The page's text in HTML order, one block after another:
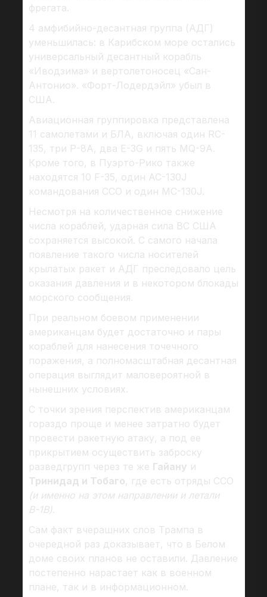
фрегата.
4 амфибийно-десантная группа (АДГ)
уменьшилась: в Карибском море остались
универсальный десантный корабль
«Иводзима» и вертолетоносец «Сан-
Антонио». «Форт-Лодердэйл» убыл в
США.
Авиационная группировка представлена
11 самолетами и БЛА, включая один RC-
135, три Р-8А, два E-3G и пять MQ-9A.
Кроме того, в Пуэрто-Рико также
находятся 10 F-35, один АС-130J
командования ССО и один MC-130J.
Несмотря на количественное снижение
числа кораблей, ударная сила ВС США
сохраняется высокой. С самого начала
появление такого числа носителей
крылатых ракет и АДГ преследовало цель
оказания давления и в некотором блокады
морского сообщения.
При реальном боевом применении
американцам будет достаточно и пары
кораблей для нанесения точечного
поражения, а полномасштабная десантная
операция выглядит маловероятной в
нынешних условиях.
С точки зрения перспектив американцам
гораздо проще и менее затратно будет
провести ракетную атаку, а под ее
прикрытием осуществить заброску
разведгрупп через те же Гайану и
Тринидад и Тобаго, где есть отряды ССО
(и именно на этом направлении и летали
В-1В).
Сам факт вчерашних слов Трампа в
очередной раз доказывает, что в Белом
доме своих планов не оставили. Давление
постепенно нарастает как в военном
плане, так и в информационном.